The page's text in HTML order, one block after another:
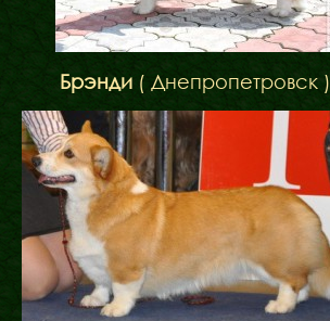
Брэнди( Днепропетровск )